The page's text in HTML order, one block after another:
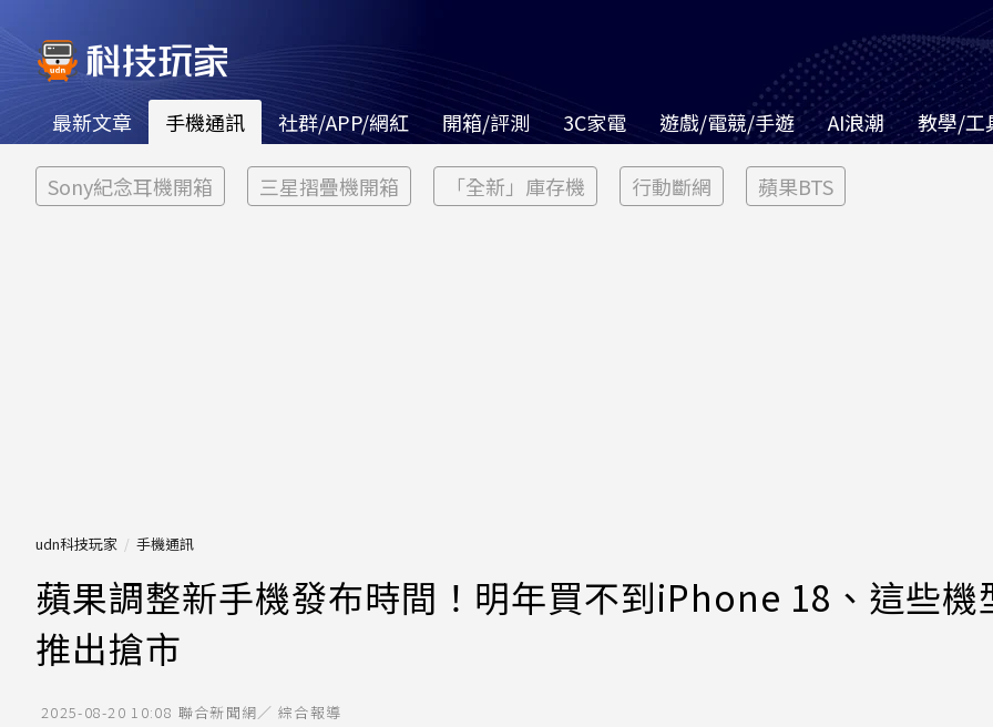
最新文章 手機通訊 社群/APP/網紅 開箱/評測 3C家電 遊戲/電競/手遊 AI浪潮 教學/工
Sony紀念耳機開箱 三星摺疊機開箱 「全新」庫存機 行動斷網 蘋果BTS
udn科技玩家 手機通訊
蘋果調整新手機發布時間！明年買不到iPhone 18、這些機
推出搶市
2025-08-20 10:08 聯合新聞網／ 綜合報導